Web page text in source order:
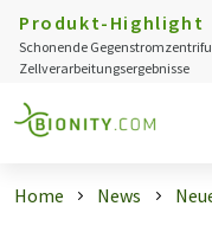
Produkt-Highlight
Schonende
Zellverarbeitungsergebnisse
Home News